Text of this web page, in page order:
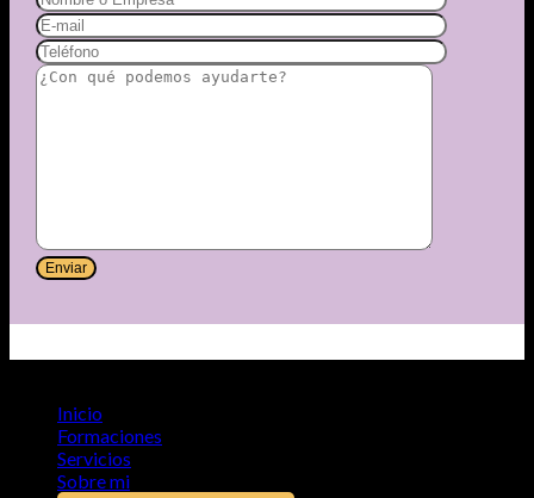
Inicio
Formaciones
Servicios
Sobre mi